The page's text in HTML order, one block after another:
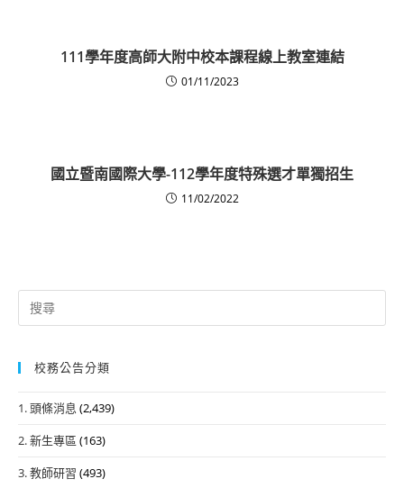
111學年度高師大附中校本課程線上教室連結
01/11/2023
國立暨南國際大學-112學年度特殊選才單獨招生
11/02/2022
Search
for:
校務公告分類
1. 頭條消息 (2,439)
2. 新生專區 (163)
3. 教師研習 (493)